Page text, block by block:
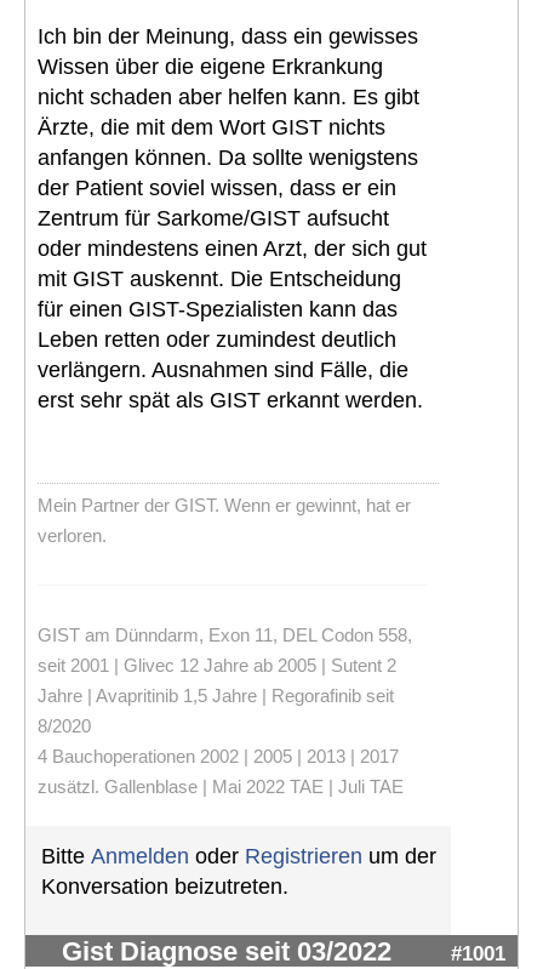
Ich bin der Meinung, dass ein gewisses
Wissen über die eigene Erkrankung
nicht schaden aber helfen kann. Es gibt
Ärzte, die mit dem Wort GIST nichts
anfangen können. Da sollte wenigstens
der Patient soviel wissen, dass er ein
Zentrum für Sarkome/GIST aufsucht
oder mindestens einen Arzt, der sich gut
mit GIST auskennt. Die Entscheidung
für einen GIST-Spezialisten kann das
Leben retten oder zumindest deutlich
verlängern. Ausnahmen sind Fälle, die
erst sehr spät als GIST erkannt werden.
Mein Partner der GIST. Wenn er gewinnt, hat er
verloren.
GIST am Dünndarm, Exon 11, DEL Codon 558,
seit 2001 | Glivec 12 Jahre ab 2005 | Sutent 2
Jahre | Avapritinib 1,5 Jahre | Regorafinib seit
8/2020
4 Bauchoperationen 2002 | 2005 | 2013 | 2017
zusätzl. Gallenblase | Mai 2022 TAE | Juli TAE
Bitte Anmelden oder Registrieren um der
Konversation beizutreten.
Gist Diagnose seit 03/2022 #1001